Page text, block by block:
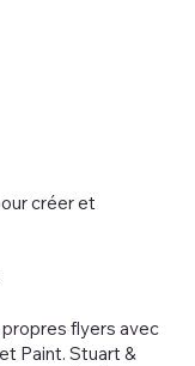
créer et
flyers avec
Paint. Stuart &